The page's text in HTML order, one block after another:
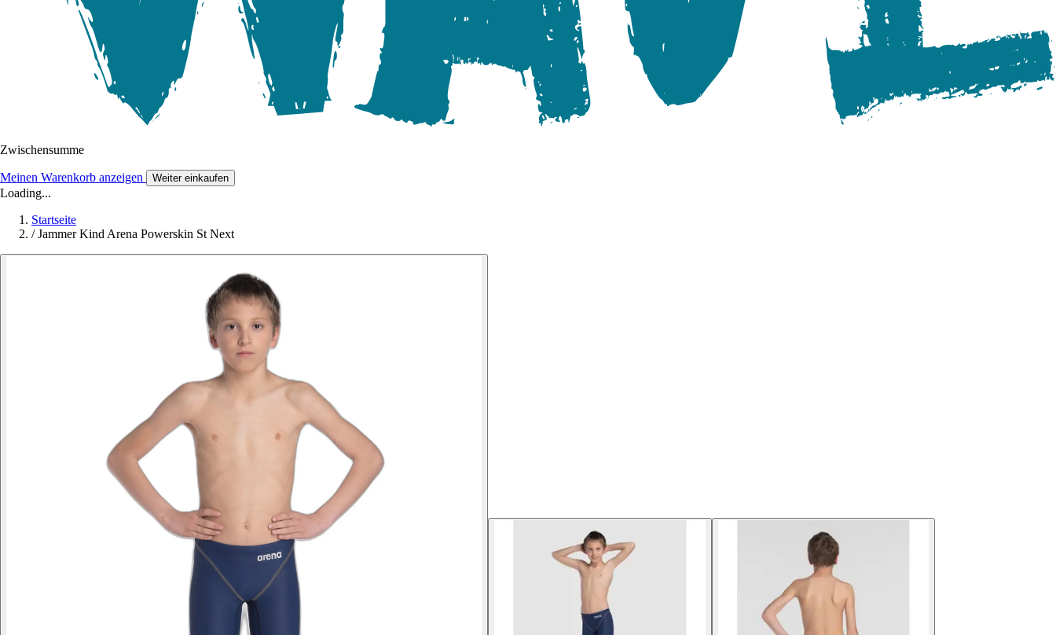
Zwischensumme
Meinen Warenkorb anzeigen Weiter einkaufen
Loading...
Startseite
/ Jammer Kind Arena Powerskin St Next